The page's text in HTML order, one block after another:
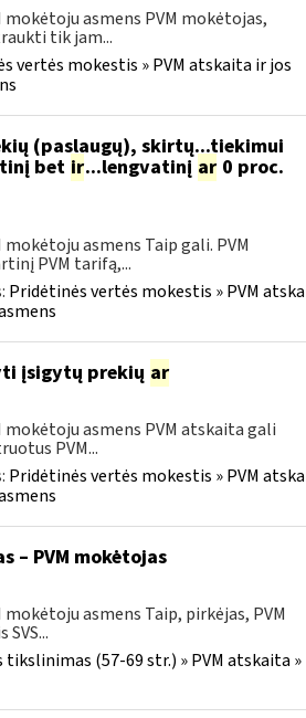
asmens PVM mokėtojas,
tik jam...
vertės mokestis » PVM atskaita ir jos
(paslaugų), skirtų...tiekimui
bet ir...lengvatinį ar0 proc.
asmens Taip gali. PVM
PVM tarifą,...
Pridėtinės vertės mokestis » PVM
įsigytų prekių ar
asmens PVM atskaita gali
PVM...
Pridėtinės vertės mokestis » PVM
– PVM mokėtojas
asmens Taip, pirkėjas, PVM
(57-69 str.) » PVM atskaita »